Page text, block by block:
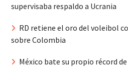
supervisaba respaldo a Ucrania
RD retiene el oro del voleibol
sobre Colombia
México bate su propio récord